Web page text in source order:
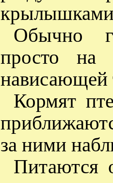
Обычно
просто
нависающей
Кормят
за ними
Питаются